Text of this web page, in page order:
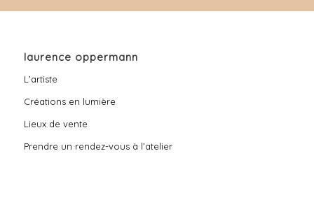
laurence oppermann
L’artiste
Créations en lumière
Lieux de vente
Prendre un rendez-vous à l’atelier